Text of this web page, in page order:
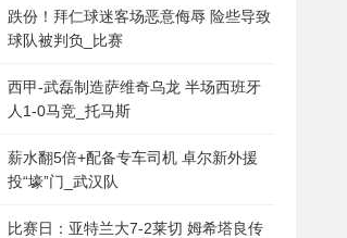
跌份！拜仁球迷客场恶意侮辱 险些导致
球队被判负_比赛
西甲-武磊制造萨维奇乌龙 半场西班牙
人1-0马竞_托马斯
薪水翻5倍+配备专车司机 卓尔新外援
投“壕”门_武汉队
比赛日：亚特兰大7-2莱切 姆希塔良传